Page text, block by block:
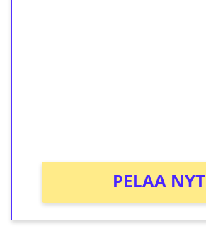
PELAA NYT